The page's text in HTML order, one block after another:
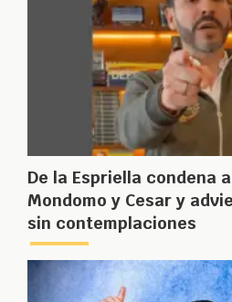
De la Espriella condena
Mondomo y Cesar y
sin contemplaciones